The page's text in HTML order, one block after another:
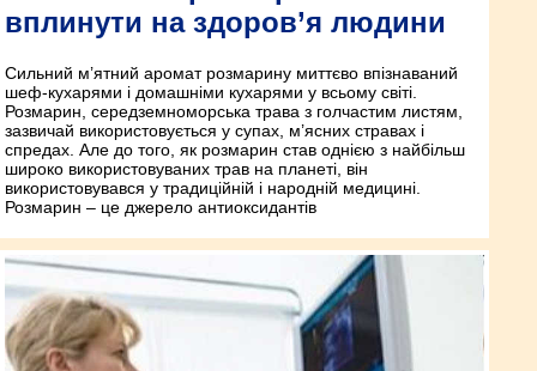
вплинути на здоров’я людини
Сильний м’ятний аромат розмарину миттєво впізнаваний
шеф-кухарями і домашніми кухарями у всьому світі.
Розмарин, середземноморська трава з голчастим листям,
зазвичай використовується у супах, м’ясних стравах і
спредах. Але до того, як розмарин став однією з найбільш
широко використовуваних трав на планеті, він
використовувався у традиційній і народній медицині.
Розмарин – це джерело антиоксидантів